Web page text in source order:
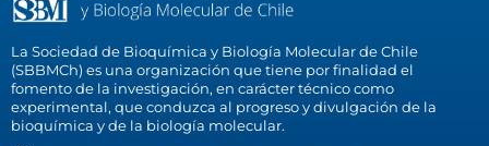
La Sociedad de Bioquímica y Biología Molecular de Chile
(SBBMCh) es una organización que tiene por finalidad el
fomento de la investigación, en carácter técnico como
experimental, que conduzca al progreso y divulgación de la
bioquímica y de la biología molecular.